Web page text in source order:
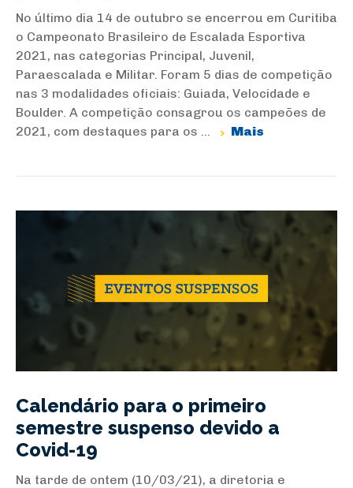
No último dia 14 de outubro se encerrou em Curitiba
o Campeonato Brasileiro de Escalada Esportiva
2021, nas categorias Principal, Juvenil,
Paraescalada e Militar. Foram 5 dias de competição
nas 3 modalidades oficiais: Guiada, Velocidade e
Boulder. A competição consagrou os campeões de
2021, com destaques para os ...
Mais
Calendário para o primeiro
semestre suspenso devido a
Covid-19
Na tarde de ontem (10/03/21), a diretoria e